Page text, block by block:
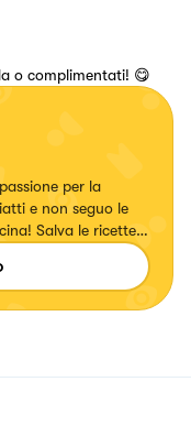
o complimentati! 😋
per la
e non seguo le
e